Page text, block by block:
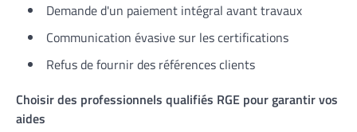
Demande d'un paiement intégral avant travaux
Communication évasive sur les certifications
Refus de fournir des références clients
Choisir des professionnels qualifiés RGE pour garantir vos
aides